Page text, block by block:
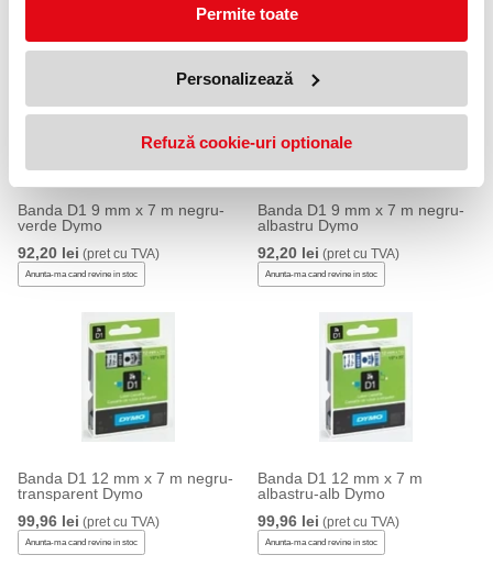
Permite toate
Personalizează
Refuză cookie-uri optionale
Banda D1 9 mm x 7 m negru-
verde Dymo
92,20 lei (pret cu TVA)
Anunta-ma cand revine in stoc
Banda D1 9 mm x 7 m negru-
albastru Dymo
92,20 lei (pret cu TVA)
Anunta-ma cand revine in stoc
Banda D1 12 mm x 7 m negru-
transparent Dymo
99,96 lei (pret cu TVA)
Anunta-ma cand revine in stoc
Banda D1 12 mm x 7 m
albastru-alb Dymo
99,96 lei (pret cu TVA)
Anunta-ma cand revine in stoc